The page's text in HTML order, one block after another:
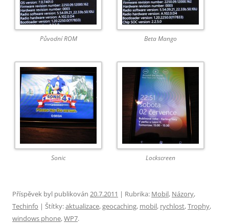
Původní ROM Beta Mango
Sonic Lockscreen
Příspěvek byl publikován 20.7.2011 | Rubrika: Mobil, Názory,
Techinfo | Štítky:aktualizace,geocaching, mobil, rychlost,Trophy,
windows phone,WP7.